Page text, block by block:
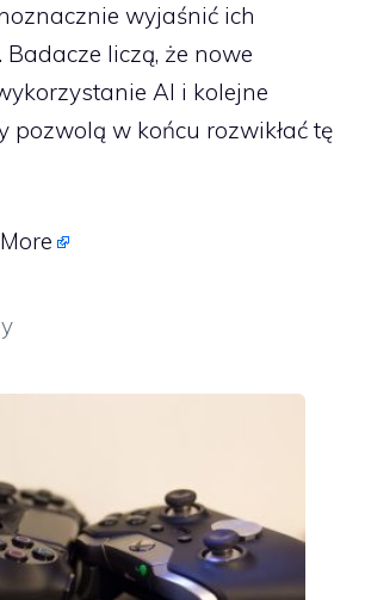
wyjaśnić ich
liczą, że nowe
AI i kolejne
pozwolą w końcu rozwikłać tę